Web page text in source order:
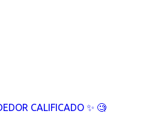
CALIFICADO ✨ 🧐